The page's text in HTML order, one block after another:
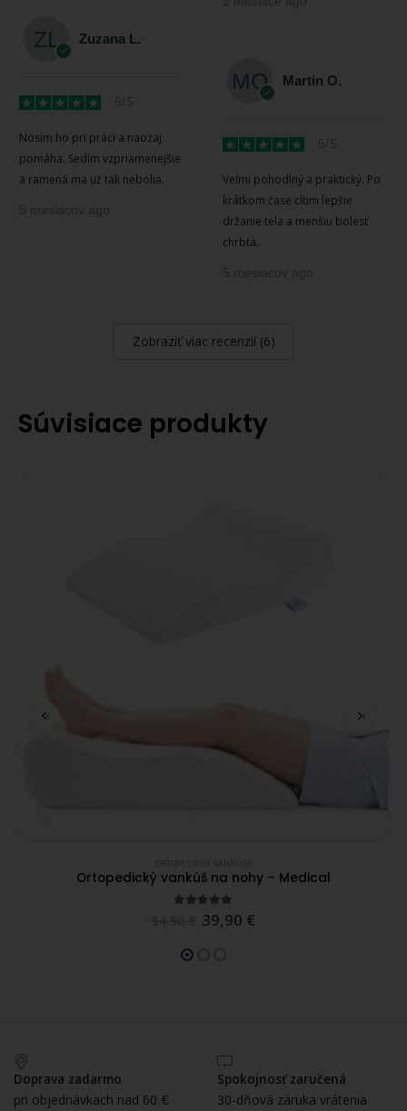
Zuzana L.
5/5
Nosím ho pri práci a naozaj
pomáha. Sedím vzpriamenejšie
a ramená ma už tak nebolia.
5 mesiacov ago
Martin O.
5/5
Veľmi pohodlný a praktický. Po
krátkom čase cítim lepšie
držanie tela a menšiu bolesť
chrbta.
5 mesiacov ago
Zobraziť viac recenzií (6)
Súvisiace produkty
ORTOPEDICKÉ VANKÚŠE
Ortopedický vankúš na nohy – Medical
out of 5
39,90 €
‹ ›
Doprava zadarmo
pri objednávkach nad 60 €
Spokojnosť zaručená
30-dňová záruka vrátenia